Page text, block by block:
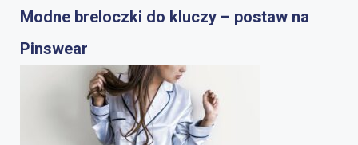
Modne breloczki do kluczy – postaw na
Pinswear